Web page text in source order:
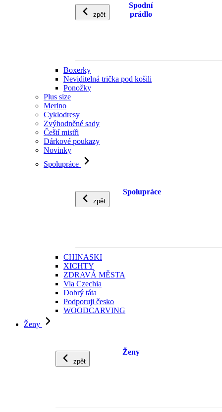
zpět
Spodní
prádlo
Boxerky
Neviditelná trička pod košili
Ponožky
Plus size
Merino
Cyklodresy
Zvýhodněné sady
Čeští mistři
Dárkové poukazy
Novinky
Spolupráce
zpět
Spolupráce
CHINASKI
XICHTY
ZDRAVÁ MĚSTA
Via Czechia
Dobrý táta
Podporuji česko
WOODCARVING
Ženy
zpět
Ženy